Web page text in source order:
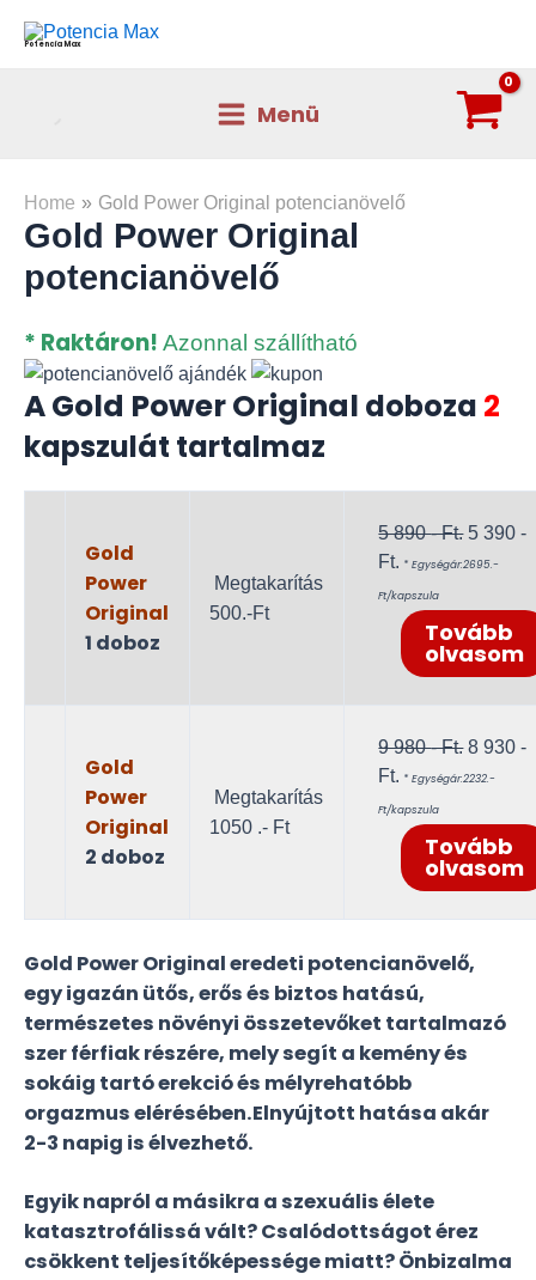
Potencia Max
Main
Menu
Menü
Home Gold Power Original potencianövelő
Gold Power Original
potencianövelő
* Raktáron! Azonnal szállítható
A Gold Power Original doboza 2
kapszulát tartalmaz
Gold
Power
Original
1 doboz
Megtakarítás
500.-Ft
5 890- Ft. Original
price
5
890 -
Ft..
5 390-
Ft. Current
price
is:
390 -
* Egységár:2695.-
Ft/kapszula
Tovább
olvasom
Gold
Power
Original
2 doboz
Megtakarítás
1050 .- Ft
9 980- Ft. Original
price
9
980 -
Ft..
8 930-
Ft. Current
price
is:
930 -
Ft..
* Egységár:2232.-
Ft/kapszula
Tovább
olvasom
Gold Power Original eredeti potencianövelő,
egy igazán ütős, erős és biztos hatású,
természetes növényi összetevőket tartalmazó
szer férfiak részére, mely segít a kemény és
sokáig tartó erekció és mélyrehatóbb
orgazmus elérésében.Elnyújtott hatása akár
2-3 napig is élvezhető.
Egyik napról a másikra a szexuális élete
katasztrofálissá vált? Csalódottságot érez
csökkent teljesítőképessége miatt? Önbizalma